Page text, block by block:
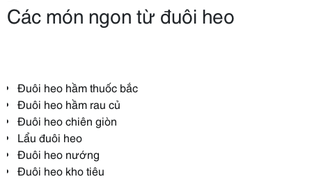
Các món ngon từ đuôi heo
Đuôi heo hầm thuốc bắc
Đuôi heo hầm rau củ
Đuôi heo chiên giòn
Lẩu đuôi heo
Đuôi heo nướng
Đuôi heo kho tiêu